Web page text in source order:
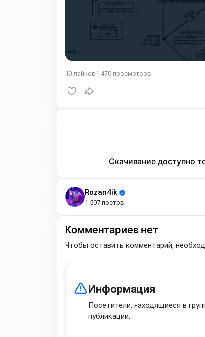
10 лайков1 470 просмотров
Скачивание доступно
Rozan4ik
1 507 постов
Комментариев нет
Чтобы оставить комментарий,
Информация
Посетители, находящиеся в
публикации.